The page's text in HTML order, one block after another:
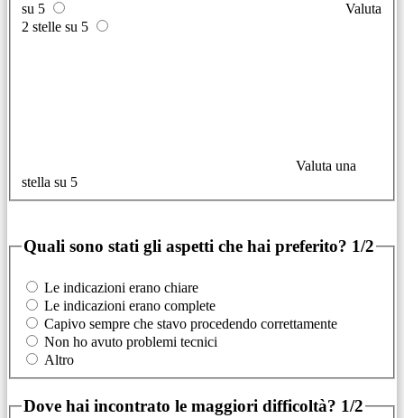
su 5
Valuta
2 stelle su 5
Valuta una
stella su 5
Quali sono stati gli aspetti che hai preferito? 1/2
Le indicazioni erano chiare
Le indicazioni erano complete
Capivo sempre che stavo procedendo correttamente
Non ho avuto problemi tecnici
Altro
Dove hai incontrato le maggiori difficoltà? 1/2